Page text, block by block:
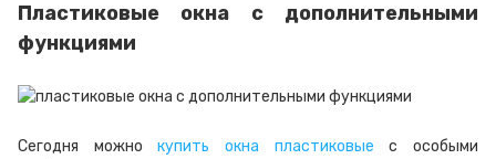
Пластиковые окна с дополнительными
функциями
Сегодня можнокупить окна пластиковые с особыми